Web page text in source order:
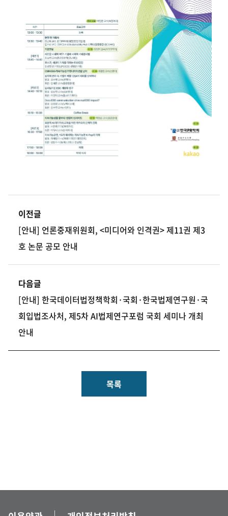
이전글
[안내] 언론중재위원회, <미디어와 인격권> 제11권 제3
호 논문 공모 안내
다음글
[안내] 한국데이터법정책학회·국회·한국법제연구원·국
회입법조사처, 제5차 AI법제연구포럼 국회 세미나 개최
안내
목록